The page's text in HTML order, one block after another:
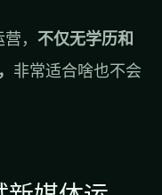
， 不仅无学历和
非常适合啥也不会